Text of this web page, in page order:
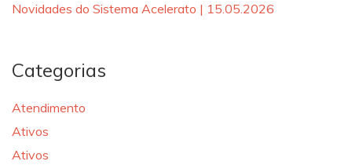
Novidades do Sistema Acelerato | 15.05.2026
Categorias
Atendimento
Ativos
Ativos